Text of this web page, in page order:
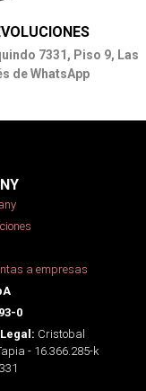
7331, Piso 9, Las
de WhatsApp
a empresas
0
Cristobal
- 16.366.285-k